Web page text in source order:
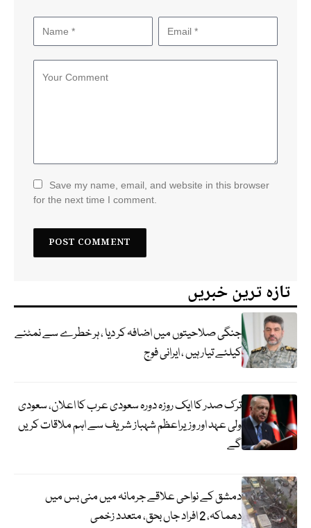
Save my name, email, and website in this browser
for the next time I comment.
تازہ ترین خبریں
جنگی صلاحیتوں میں اضافہ کر دیا ، ہر خطرے سے نمٹنے
کیلئے تیار ہیں ، ایرانی فوج
ترک صدر کا ایک روزہ دورہ سعودی عرب کا اعلان، سعودی
ولی عہد اور وزیراعظم شہباز شریف سے اہم ملاقات کریں
گے
دمشق کے نواحی علاقے جرمانہ میں منی بس میں
دھماکہ، 2 افراد جاں بحق، متعدد زخمی